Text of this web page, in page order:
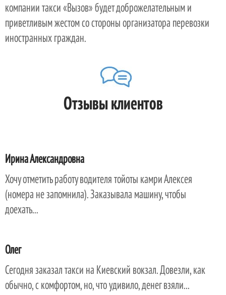
компании такси «Вызов» будет доброжелательным и
приветливым жестом со стороны организатора перевозки
иностранных граждан.
Отзывы клиентов
Ирина Александровна
Хочу отметить работу водителя тойоты камри Алексея
(номера не запомнила). Заказывала машину, чтобы
доехать...
Олег
Сегодня заказал такси на Киевский вокзал. Довезли, как
обычно, с комфортом, но, что удивило, денег взяли...